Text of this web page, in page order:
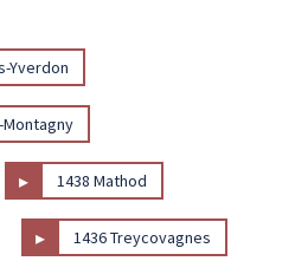
Yverdon
Montagny
▸ 1438 Mathod
▸ 1436 Treycovagnes